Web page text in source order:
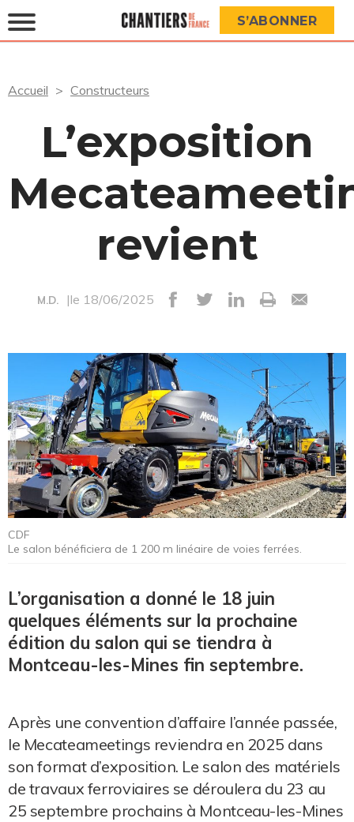
S’ABONNER
Accueil Constructeurs
L’exposition
revient
M.D. |le 18/06/2025
CDF
Le salon bénéficiera de 1 200 m linéaire de voies ferrées.
L’organisation a donné le 18 juin
quelques éléments sur la prochaine
édition du salon qui se tiendra à
Montceau-les-Mines fin septembre.
Après une convention d’affaire l’année passée,
le Mecateameetings reviendra en 2025 dans
son format d’exposition. Le salon des matériels
de travaux ferroviaires se déroulera du 23 au
25 septembre prochains à Montceau-les-Mines